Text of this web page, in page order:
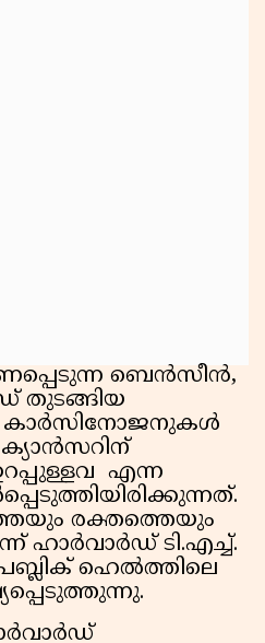
ബെൻസീൻ,
തുടങ്ങിയ
കാർസിനോജനുകൾ
എന്ന
രക്തത്തെയും
ഹാർവാർഡ് ടി.എച്ച്.
ഹെൽത്തിലെ